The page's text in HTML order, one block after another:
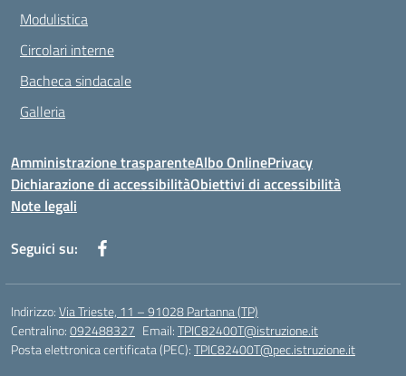
Modulistica
Circolari interne
Bacheca sindacale
Galleria
Amministrazione trasparenteAlbo OnlinePrivacy
Dichiarazione di accessibilitàObiettivi di accessibilità
Note legali
Seguici su:
Indirizzo:Via Trieste, 11 – 91028 Partanna (TP)
Centralino:092488327 Email:TPIC82400T@istruzione.it
Posta elettronica certificata (PEC):TPIC82400T@pec.istruzione.it